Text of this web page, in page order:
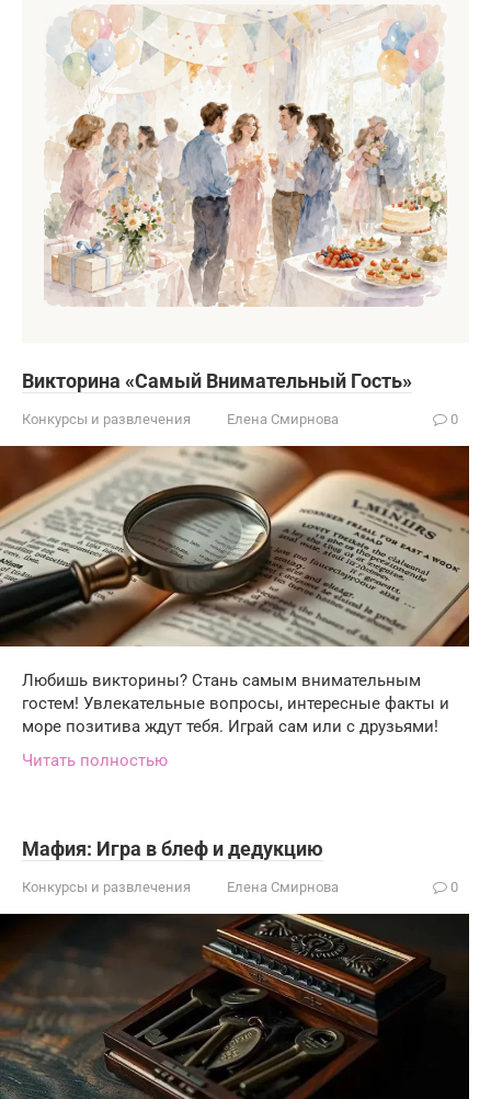
Викторина «Самый Внимательный Гость»
Конкурсы и развлечения Елена Смирнова 0
Любишь викторины? Стань самым внимательным
гостем! Увлекательные вопросы, интересные факты и
море позитива ждут тебя. Играй сам или с друзьями!
Читать полностью
Мафия: Игра в блеф и дедукцию
Конкурсы и развлечения Елена Смирнова 0